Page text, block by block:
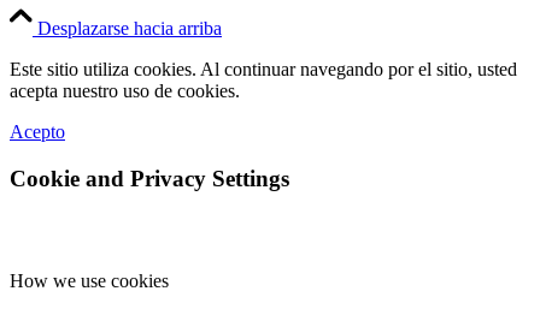
Desplazarse hacia arriba
Este sitio utiliza cookies. Al continuar navegando por el sitio, usted
acepta nuestro uso de cookies.
Acepto
Cookie and Privacy Settings
How we use cookies